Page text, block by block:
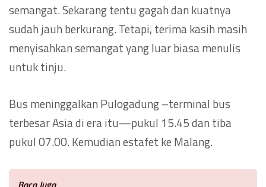
semangat. Sekarang tentu gagah dan kuatnya
sudah jauh berkurang. Tetapi, terima kasih masih
menyisahkan semangat yang luar biasa menulis
untuk tinju.
Bus meninggalkan Pulogadung –terminal bus
terbesar Asia di era itu—pukul 15.45 dan tiba
pukul 07.00. Kemudian estafet ke Malang.